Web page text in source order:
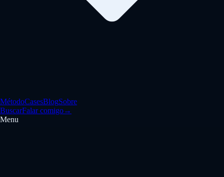
MétodoCasesBlogSobre
BuscarFalar comigo→
Menu